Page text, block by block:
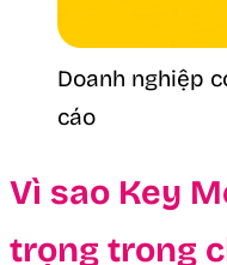
Doanh nghiệp
cáo
Vì sao Key
trọng trong